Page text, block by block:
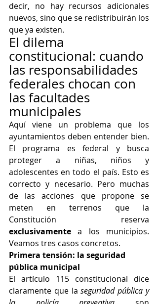
decir, no hay recursos adicionales
nuevos, sino que se redistribuirán los
que ya existen.
El dilema
constitucional: cuando
las responsabilidades
federales chocan con
las facultades
municipales
Aquí viene un problema que los
ayuntamientos deben entender bien.
El programa es federal y busca
proteger a niñas, niños y
adolescentes en todo el país. Esto es
correcto y necesario. Pero muchas
de las acciones que propone se
meten en terrenos que la
exclusivamente a los municipios.
Veamos tres casos concretos.
Primera tensión: la seguridad
pública municipal
El artículo 115 constitucional dice
claramente que la seguridad pública y